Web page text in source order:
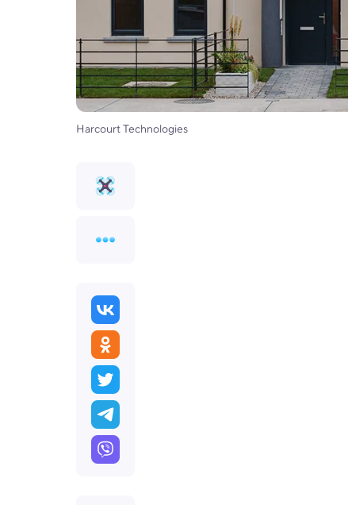
Harcourt Technologies